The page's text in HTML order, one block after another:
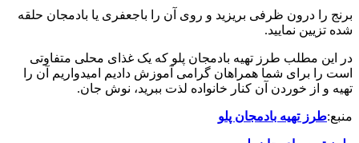
برنج را درون ظرفی بریزید و روی آن را باجعفری یا بادمجان حلقه
شده تزیین نمایید.
در این مطلب طرز تهیه بادمجان پلو که یک غذای محلی متفاوتی
است را برای شما همراهان گرامی آموزش دادیم امیدواریم آن را
تهیه و از خوردن آن کنار خانواده لذت ببرید، نوش جان.
منبع:طرز تهیه بادمجان پلو